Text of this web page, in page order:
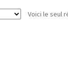
Voici le seul